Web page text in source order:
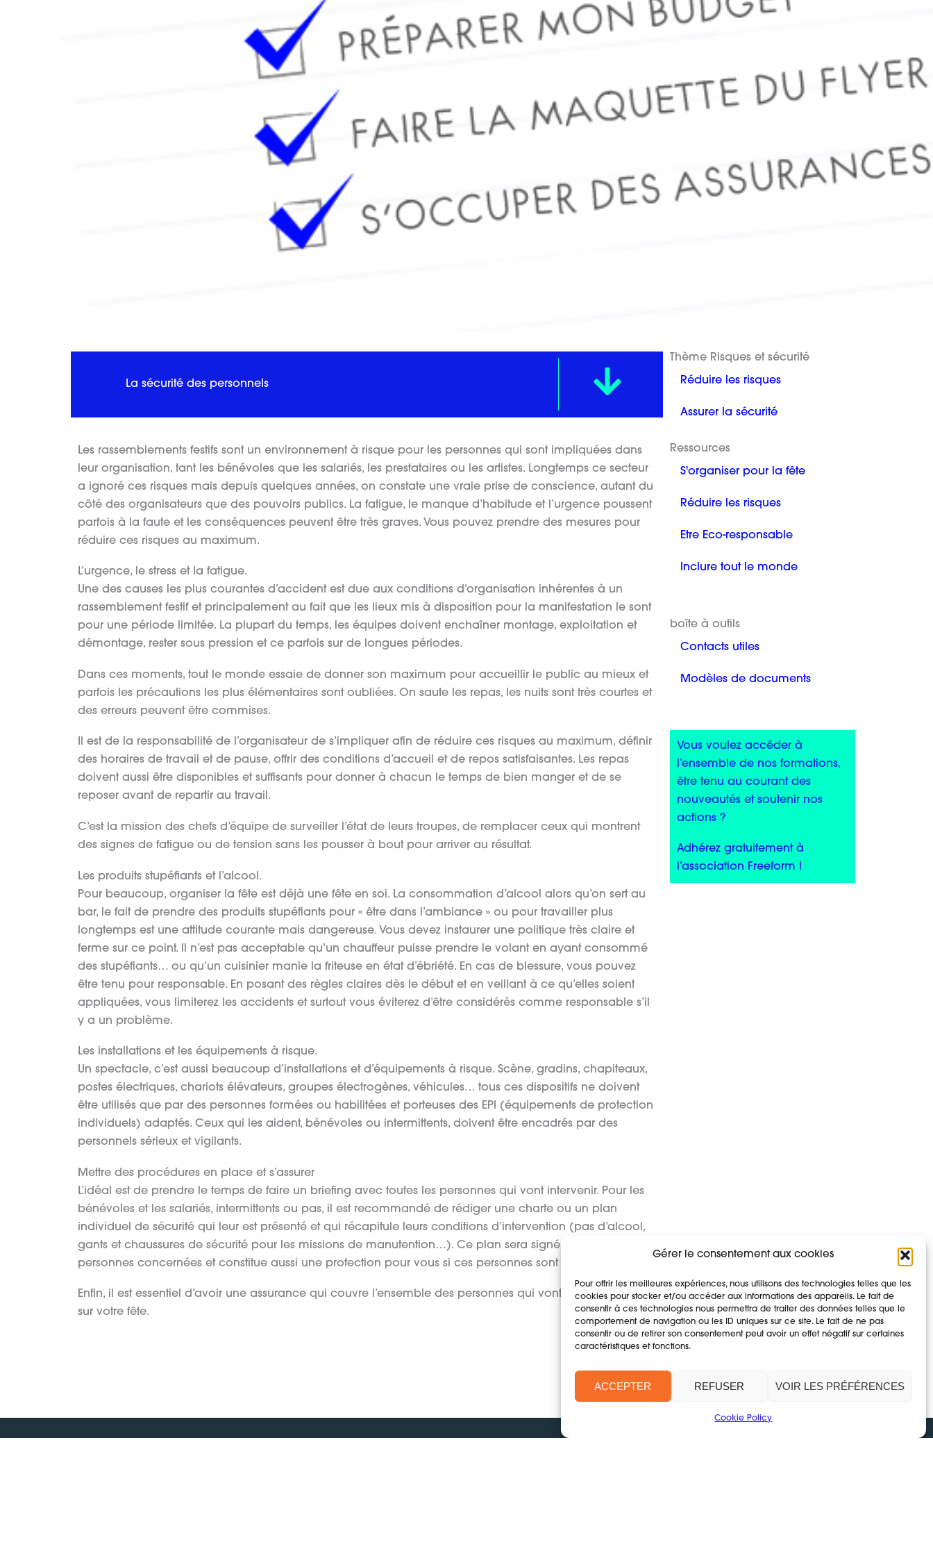
Gérer le consentement aux cookies
Pour offrir les meilleures expériences, nous utilisons des technologies telles que les
cookies pour stocker et/ou accéder aux informations des appareils. Le fait de
consentir à ces technologies nous permettra de traiter des données telles que le
comportement de navigation ou les ID uniques sur ce site. Le fait de ne pas
consentir ou de retirer son consentement peut avoir un effet négatif sur certaines
caractéristiques et fonctions.
ACCEPTER REFUSER VOIR LES PRÉFÉRENCES
Cookie Policy
La sécurité des personnels
Les rassemblements festifs sont un environnement à risque pour les personnes qui sont impliquées dans
leur organisation, tant les bénévoles que les salariés, les prestataires ou les artistes. Longtemps ce secteur
a ignoré ces risques mais depuis quelques années, on constate une vraie prise de conscience, autant du
côté des organisateurs que des pouvoirs publics. La fatigue, le manque d’habitude et l’urgence poussent
parfois à la faute et les conséquences peuvent être très graves. Vous pouvez prendre des mesures pour
réduire ces risques au maximum.
L’urgence, le stress et la fatigue.
Une des causes les plus courantes d’accident est due aux conditions d’organisation inhérentes à un
rassemblement festif et principalement au fait que les lieux mis à disposition pour la manifestation le sont
pour une période limitée. La plupart du temps, les équipes doivent enchaîner montage, exploitation et
démontage, rester sous pression et ce parfois sur de longues périodes.
Dans ces moments, tout le monde essaie de donner son maximum pour accueillir le public au mieux et
parfois les précautions les plus élémentaires sont oubliées. On saute les repas, les nuits sont très courtes et
des erreurs peuvent être commises.
Il est de la responsabilité de l’organisateur de s’impliquer afin de réduire ces risques au maximum, définir
des horaires de travail et de pause, offrir des conditions d’accueil et de repos satisfaisantes. Les repas
doivent aussi être disponibles et suffisants pour donner à chacun le temps de bien manger et de se
reposer avant de repartir au travail.
C’est la mission des chefs d’équipe de surveiller l’état de leurs troupes, de remplacer ceux qui montrent
des signes de fatigue ou de tension sans les pousser à bout pour arriver au résultat.
Les produits stupéfiants et l’alcool.
Pour beaucoup, organiser la fête est déjà une fête en soi. La consommation d’alcool alors qu’on sert au
bar, le fait de prendre des produits stupéfiants pour « être dans l’ambiance » ou pour travailler plus
longtemps est une attitude courante mais dangereuse. Vous devez instaurer une politique très claire et
ferme sur ce point. Il n’est pas acceptable qu’un chauffeur puisse prendre le volant en ayant consommé
des stupéfiants… ou qu’un cuisinier manie la friteuse en état d’ébriété. En cas de blessure, vous pouvez
être tenu pour responsable. En posant des règles claires dès le début et en veillant à ce qu’elles soient
appliquées, vous limiterez les accidents et surtout vous éviterez d’être considérés comme responsable s’il
y a un problème.
Les installations et les équipements à risque.
Un spectacle, c’est aussi beaucoup d’installations et d’équipements à risque. Scène, gradins, chapiteaux,
postes électriques, chariots élévateurs, groupes électrogènes, véhicules… tous ces dispositifs ne doivent
être utilisés que par des personnes formées ou habilitées et porteuses des EPI (équipements de protection
individuels) adaptés. Ceux qui les aident, bénévoles ou intermittents, doivent être encadrés par des
personnels sérieux et vigilants.
Mettre des procédures en place et s’assurer
L’idéal est de prendre le temps de faire un briefing avec toutes les personnes qui vont intervenir. Pour les
bénévoles et les salariés, intermittents ou pas, il est recommandé de rédiger une charte ou un plan
individuel de sécurité qui leur est présenté et qui récapitule leurs conditions d’intervention (pas d’alcool,
gants et chaussures de sécurité pour les missions de manutention…). Ce plan sera signé par les
personnes concernées et constitue aussi une protection pour vous si ces personnes sont imprudentes.
Enfin, il est essentiel d’avoir une assurance qui couvre l’ensemble des personnes qui vont être présentes
sur votre fête.
Thème Risques et sécurité
Réduire les risques
Assurer la sécurité
Ressources
S'organiser pour la fête
Réduire les risques
Etre Eco-responsable
Inclure tout le monde
boîte à outils
Contacts utiles
Modèles de documents
Vous voulez accéder à
l’ensemble de nos formations,
être tenu au courant des
nouveautés et soutenir nos
actions ?
Adhérez gratuitement à
l’association Freeform !